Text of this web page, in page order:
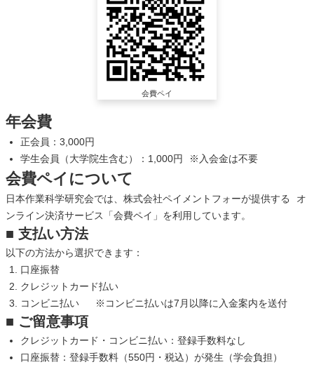
会費ペイ
年会費
正会員：3,000円
学生会員（大学院生含む）：1,000円 ※入会金は不要
会費ペイについて
日本作業科学研究会では、株式会社ペイメントフォーが提供する オ
ンライン決済サービス「会費ペイ」を利用しています。
■ 支払い方法
以下の方法から選択できます：
口座振替
クレジットカード払い
コンビニ払い ※コンビニ払いは7月以降に入金案内を送付
■ ご留意事項
クレジットカード・コンビニ払い：登録手数料なし
口座振替：登録手数料（550円・税込）が発生（学会負担）